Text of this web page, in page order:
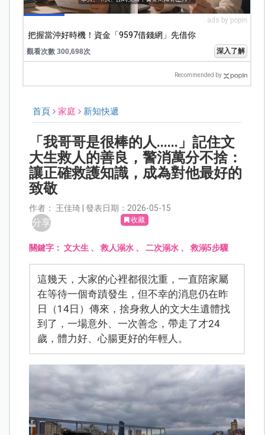
ads by popIn
把握當沖好時機！資金「9597借錢網」先借你
觀看次數 300,698次 深入了解
Recommended by
首頁 家庭 新知快遞
「我哥哥是很棒的人......」記住文
大生救人的善良，警消萬分不捨：
讓正確救護知識，成為對他最好的
致敬
作者： 王佳琦 | 發表日期：2026-05-15
分享 收藏
關鍵字：文大生 、救人溺水 、二次溺水 、救溺5步驟
這幾天，大家的心裡都很沈重，一直陪家屬
在等待一個奇蹟發生，但不幸的消息仍在昨
日（14日）傳來，捨身救人的文大生遺體找
到了，一場意外、一次善念，帶走了才24
歲，體力好、心腸更好的年輕人。